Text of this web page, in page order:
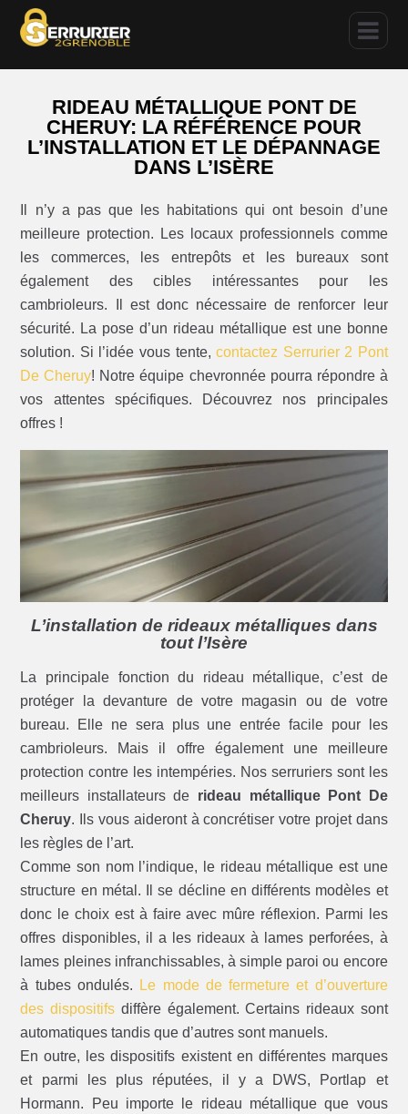
RIDEAU MÉTALLIQUE PONT DE
CHERUY: LA RÉFÉRENCE POUR
L’INSTALLATION ET LE DÉPANNAGE
DANS L’ISÈRE
Il n’y a pas que les habitations qui ont besoin d’une
meilleure protection. Les locaux professionnels comme
les commerces, les entrepôts et les bureaux sont
également des cibles intéressantes pour les
cambrioleurs. Il est donc nécessaire de renforcer leur
sécurité. La pose d’un rideau métallique est une bonne
solution. Si l’idée vous tente,contactez Serrurier 2 Pont
De Cheruy! Notre équipe chevronnée pourra répondre à
vos attentes spécifiques. Découvrez nos principales
offres !
L’installation de rideaux métalliques dans
tout l’Isère
La principale fonction du rideau métallique, c’est de
protéger la devanture de votre magasin ou de votre
bureau. Elle ne sera plus une entrée facile pour les
cambrioleurs. Mais il offre également une meilleure
protection contre les intempéries. Nos serruriers sont les
meilleurs installateurs de rideau métallique Pont De
Cheruy. Ils vous aideront à concrétiser votre projet dans
les règles de l’art.
Comme son nom l’indique, le rideau métallique est une
structure en métal. Il se décline en différents modèles et
donc le choix est à faire avec mûre réflexion. Parmi les
offres disponibles, il a les rideaux à lames perforées, à
lames pleines infranchissables, à simple paroi ou encore
à tubes ondulés.
Le mode de fermeture et d’ouverture
des dispositifs diffère également. Certains rideaux sont
automatiques tandis que d’autres sont manuels.
En outre, les dispositifs existent en différentes marques
et parmi les plus réputées, il y a DWS, Portlap et
Hormann. Peu importe le rideau métallique que vous